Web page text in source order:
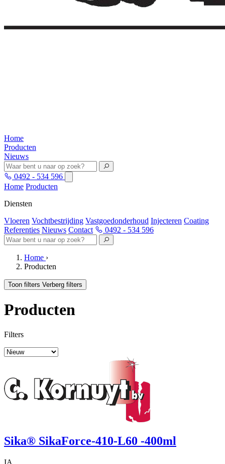
Home
Producten
Nieuws
0492 - 534 596
Home Producten
Diensten
Vloeren Vochtbestrijding Vastgoedonderhoud Injecteren Coating
Referenties Nieuws Contact 0492 - 534 596
Home ›
Producten
Toon filters Verberg filters
Producten
Filters
Sika® SikaForce-410-L60 -400ml
IA